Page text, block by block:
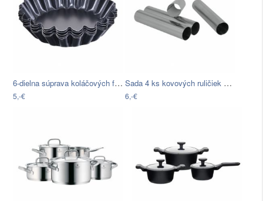
6-dielna súprava koláčových foriem na…
5,-€
Sada 4 ks kovových ruličiek na rúrky…
6,-€